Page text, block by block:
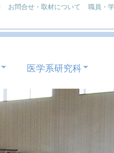
お問合せ・取材について 職員・
医学系研究科